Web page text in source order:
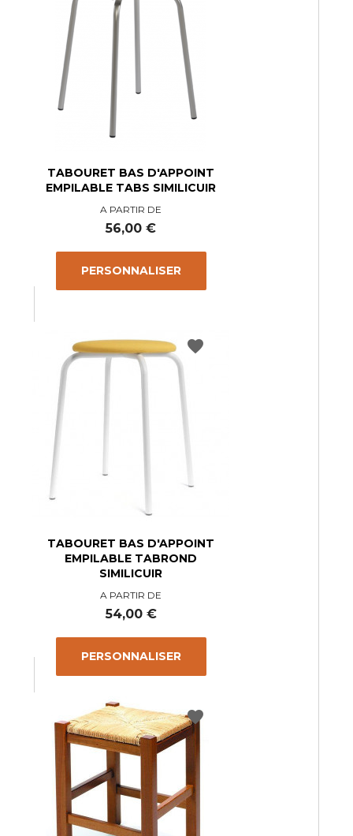
TABOURET BAS D'APPOINT
EMPILABLE TABS SIMILICUIR
Prix
A PARTIR DE
56,00 €
PERSONNALISER
TABOURET BAS D'APPOINT
EMPILABLE TABROND
SIMILICUIR
Prix
A PARTIR DE
54,00 €
PERSONNALISER
favorite
favorite